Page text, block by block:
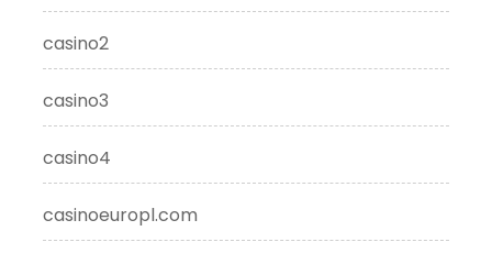
casino2
casino3
casino4
casinoeuropl.com